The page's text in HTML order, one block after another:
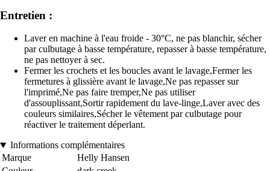
Entretien :
Laver en machine à l'eau froide - 30°C, ne pas blanchir, sécher
par culbutage à basse température, repasser à basse température,
ne pas nettoyer à sec.
Fermer les crochets et les boucles avant le lavage,Fermer les
fermetures à glissière avant le lavage,Ne pas repasser sur
l'imprimé,Ne pas faire tremper,Ne pas utiliser
d'assouplissant,Sortir rapidement du lave-linge,Laver avec des
couleurs similaires,Sécher le vêtement par culbutage pour
réactiver le traitement déperlant.
Informations complémentaires
Marque
Helly Hansen